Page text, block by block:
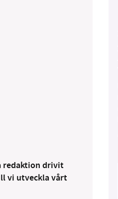
redaktion drivit
vi utveckla vårt